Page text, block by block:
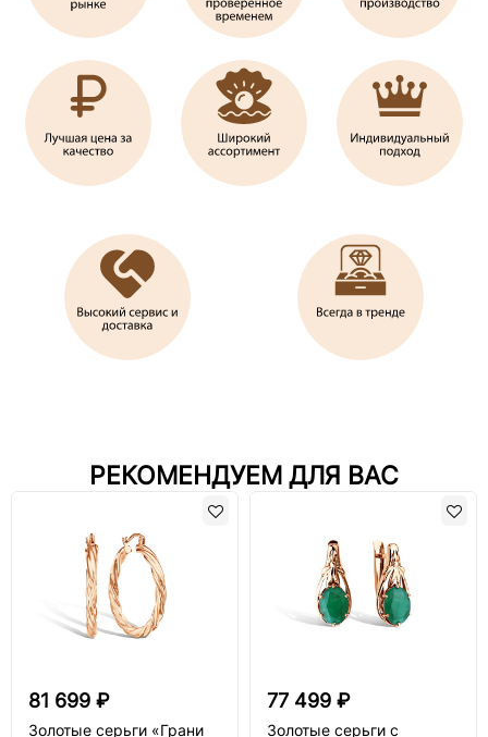
РЕКОМЕНДУЕМ ДЛЯ ВАС
81 699 ₽
Золотые серьги «Грани
77 499 ₽
Золотые серьги с